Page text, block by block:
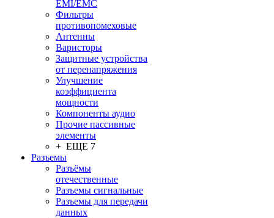
EMI/EMC
Фильтры
противопомеховые
Антенны
Варисторы
Защитные устройства
от перенапряжения
Улучшение
коэффициента
мощности
Компоненты аудио
Прочие пассивные
элементы
+ ЕЩЕ 7
Разъeмы
Разъёмы
отечественные
Разъeмы сигнальные
Разъeмы для передачи
данных